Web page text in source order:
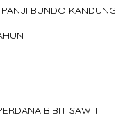
BUNDO KANDUNG
BIBIT SAWIT